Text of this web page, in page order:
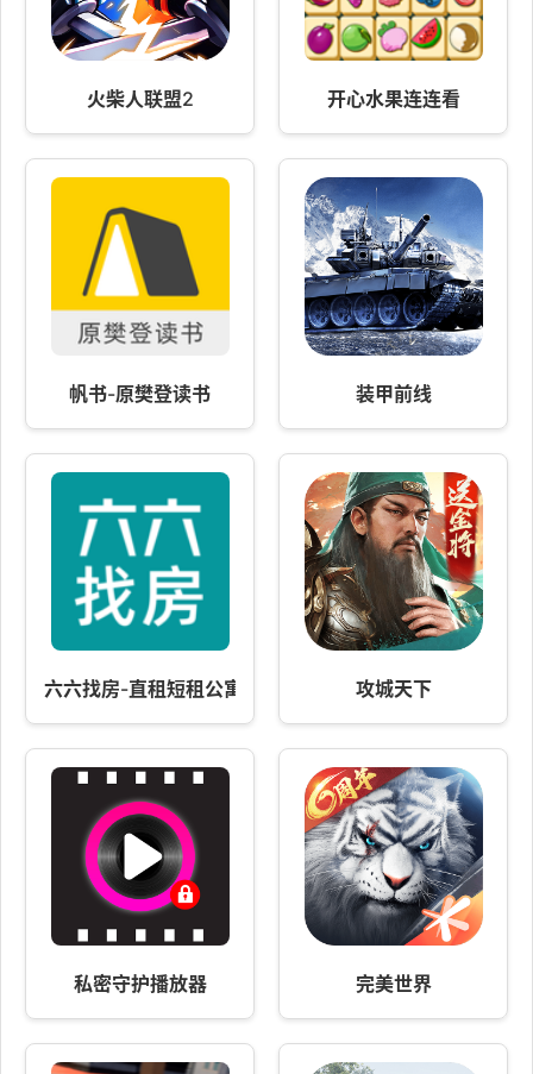
火柴人联盟2 开心水果连连看
帆书-原樊登读书 装甲前线
六六找房-直租短租公寓找房 攻城天下
私密守护播放器 完美世界